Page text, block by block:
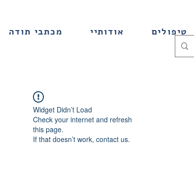
טיפולים אודותיי מכתבי תודה
Widget Didn’t Load
Check your internet and refresh
this page.
If that doesn’t work, contact us.